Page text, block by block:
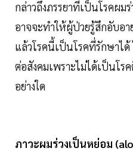
กล่าวถึงภรรยาที่เป็นโรคผม
อาจจะทำให้ผู้ป่วยรู้สึกอับอ
แล้วโรคนี้เป็นโรคที่รักษาได้
ต่อสังคมเพราะไม่ได้เป็นโร
อย่างใด
ภาวะผมร่วงเป็นหย่อม